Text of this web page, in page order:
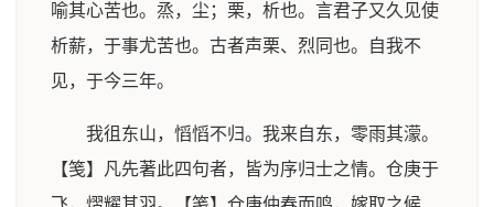
喻其心苦也。烝，尘；栗，析也。言君子又久见使
析薪，于事尤苦也。古者声栗、烈同也。自我不
见，于今三年。
我徂东山，慆慆不归。我来自东，零雨其濛。
【笺】凡先著此四句者，皆为序归士之情。仓庚于